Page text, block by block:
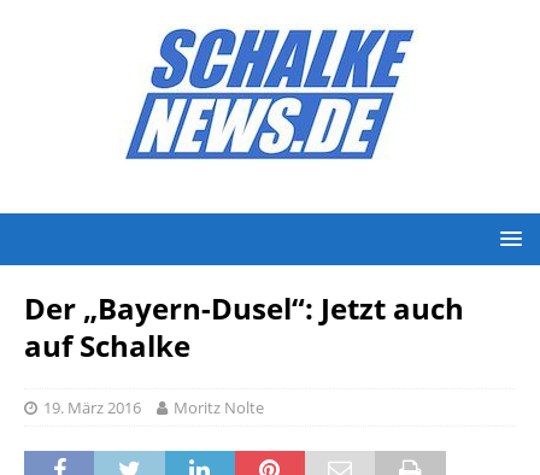
Der „Bayern-Dusel“: Jetzt auch
auf Schalke
19. März 2016 Moritz Nolte